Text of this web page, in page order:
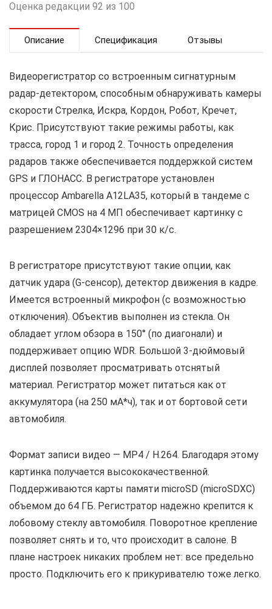
Оценка редакции 92 из 100
Описание Спецификация Отзывы
Видеорегистратор со встроенным сигнатурным
радар-детектором, способным обнаруживать камеры
скорости Стрелка, Искра, Кордон, Робот, Кречет,
Крис. Присутствуют такие режимы работы, как
трасса, город 1 и город 2. Точность определения
радаров также обеспечивается поддержкой систем
GPS и ГЛОНАСС. В регистраторе установлен
процессор Ambarella A12LA35, который в тандеме с
матрицей CMOS на 4 МП обеспечивает картинку с
разрешением 2304×1296 при 30 к/с.
В регистраторе присутствуют такие опции, как
датчик удара (G-сенсор), детектор движения в кадре.
Имеется встроенный микрофон (с возможностью
отключения). Объектив выполнен из стекла. Он
обладает углом обзора в 150° (по диагонали) и
поддерживает опцию WDR. Большой 3-дюймовый
дисплей позволяет просматривать отснятый
материал. Регистратор может питаться как от
аккумулятора (на 250 мА*ч), так и от бортовой сети
автомобиля.
Формат записи видео — MP4 / H.264. Благодаря этому
картинка получается высококачественной.
Поддерживаются карты памяти microSD (microSDXC)
объемом до 64 ГБ. Регистратор надежно крепится к
лобовому стеклу автомобиля. Поворотное крепление
позволяет снять и то, что происходит в салоне. В
плане настроек никаких проблем нет: все предельно
просто. Подключить его к прикуривателю тоже легко.